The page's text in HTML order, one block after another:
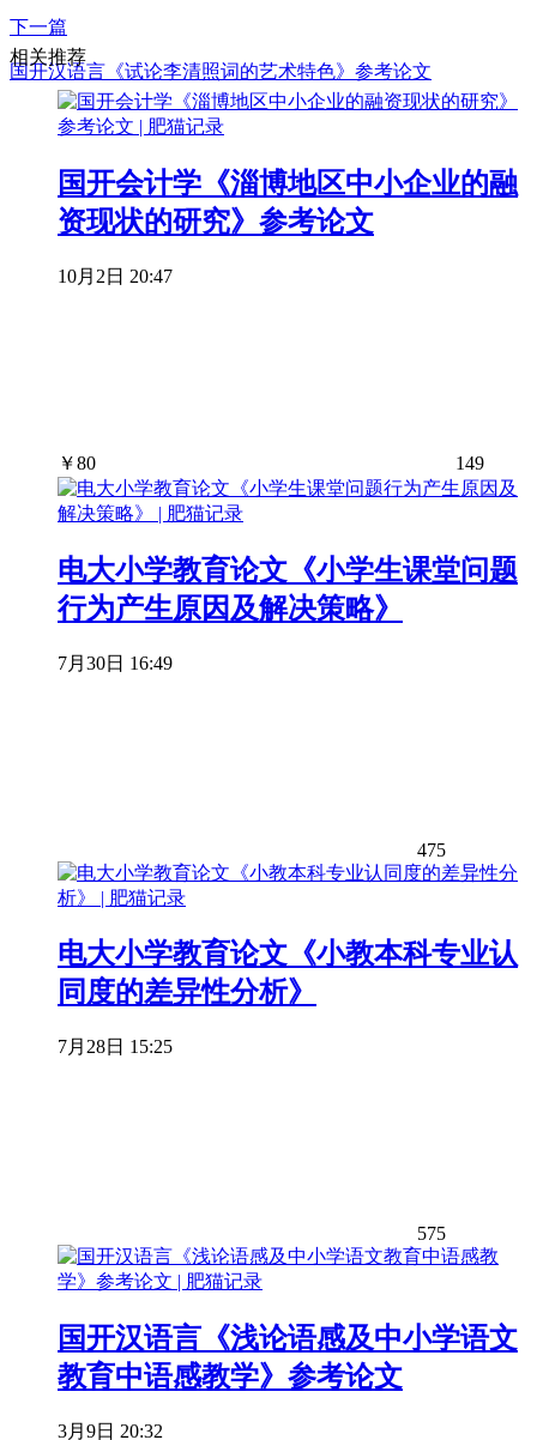
下一篇
国开汉语言《试论李清照词的艺术特色》参考论文
相关推荐
国开会计学《淄博地区中小企业的融
资现状的研究》参考论文
10月2日 20:47
￥80 149
电大小学教育论文《小学生课堂问题
行为产生原因及解决策略》
7月30日 16:49
475
电大小学教育论文《小教本科专业认
同度的差异性分析》
7月28日 15:25
575
国开汉语言《浅论语感及中小学语文
教育中语感教学》参考论文
3月9日 20:32